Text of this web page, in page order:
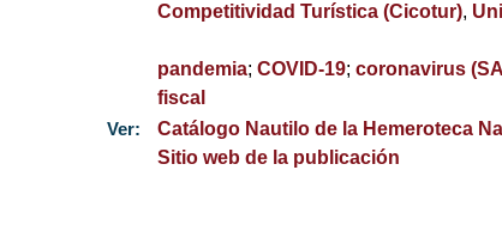
Competitividad Turística (Cicotur),
pandemia;COVID-19;coronavirus
fiscal
Ver:
Catálogo Nautilo de la Hemeroteca
Sitio web de la publicación